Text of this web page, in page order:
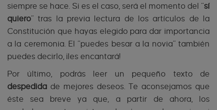
siempre se hace. Si es el caso, será el momento del “sí
quiero” tras la previa lectura de los artículos de la
Constitución que hayas elegido para dar importancia
a la ceremonia. El “puedes besar a la novia” también
puedes decirlo, ¡les encantará!
Por último, podrás leer un pequeño texto de
despedida de mejores deseos. Te aconsejamos que
éste sea breve ya que, a partir de ahora, los